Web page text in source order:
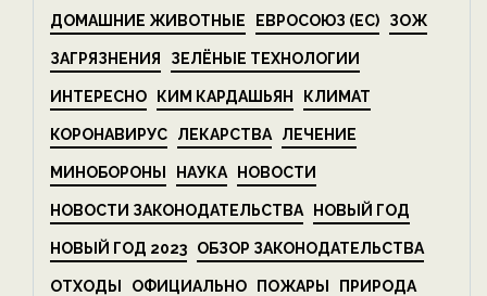
ДОМАШНИЕ ЖИВОТНЫЕ ЕВРОСОЮЗ (ЕС) ЗОЖ
ЗАГРЯЗНЕНИЯ ЗЕЛЁНЫЕ ТЕХНОЛОГИИ
ИНТЕРЕСНО КИМ КАРДАШЬЯН КЛИМАТ
КОРОНАВИРУС ЛЕКАРСТВА ЛЕЧЕНИЕ
МИНОБОРОНЫ НАУКА НОВОСТИ
НОВОСТИ ЗАКОНОДАТЕЛЬСТВА НОВЫЙ ГОД
НОВЫЙ ГОД 2023 ОБЗОР ЗАКОНОДАТЕЛЬСТВА
ОТХОДЫ ОФИЦИАЛЬНО ПОЖАРЫ ПРИРОДА